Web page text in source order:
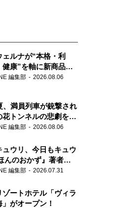
ェルナが“本格・利
健康”を軸に新商品を
マー」「青の洞窟」
化
編集部 2026.08.06
、満員列車が銃撃され
トンネルの悲劇を語
編集部 2026.08.06
ュウリ、今日もキュウ
んのおかず』著者が
庭料理の知恵
編集部 2026.07.31
ゾートホテル「ヴィラ
がオープン！